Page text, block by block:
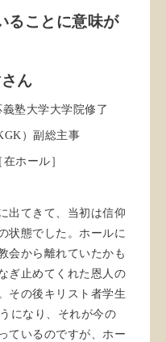
ることに意味が
ん
塾大学大学院修了
）副総主事
ホール］
出てきて、当初は信仰
状態でした。ホールに
会から離れていたかも
ぎ止めてくれた恩人の
その後キリスト者学生
になり、それが今の
ているのですが、ホー